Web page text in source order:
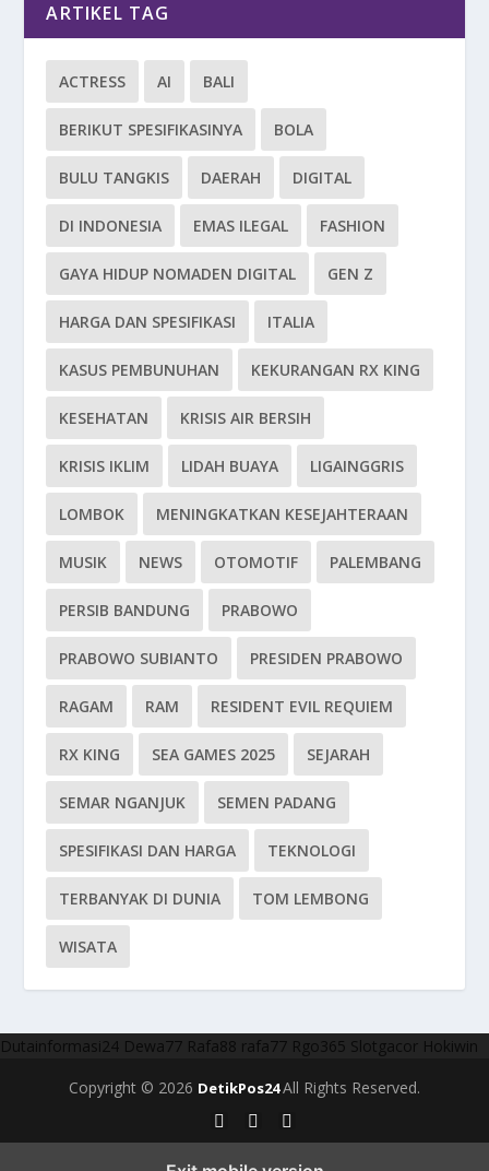
ARTIKEL TAG
ACTRESS AI BALI
BERIKUT SPESIFIKASINYA BOLA
BULU TANGKIS DAERAH DIGITAL
DI INDONESIA EMAS ILEGAL FASHION
GAYA HIDUP NOMADEN DIGITAL GEN Z
HARGA DAN SPESIFIKASI ITALIA
KASUS PEMBUNUHAN KEKURANGAN RX KING
KESEHATAN KRISIS AIR BERSIH
KRISIS IKLIM LIDAH BUAYA LIGAINGGRIS
LOMBOK MENINGKATKAN KESEJAHTERAAN
MUSIK NEWS OTOMOTIF PALEMBANG
PERSIB BANDUNG PRABOWO
PRABOWO SUBIANTO PRESIDEN PRABOWO
RAGAM RAM RESIDENT EVIL REQUIEM
RX KING SEA GAMES 2025 SEJARAH
SEMAR NGANJUK SEMEN PADANG
SPESIFIKASI DAN HARGA TEKNOLOGI
TERBANYAK DI DUNIA TOM LEMBONG
WISATA
Dutainformasi24 Dewa77 Rafa88 rafa77 Rgo365 Slotgacor Hokiwin
Copyright © 2026 DetikPos24All Rights Reserved.